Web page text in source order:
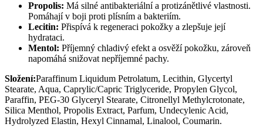
Propolis: Má silné antibakteriální a protizánětlivé vlastnosti.
Pomáhají v boji proti plísním a bakteriím.
Lecitin: Přispívá k regeneraci pokožky a zlepšuje její
hydrataci.
Mentol: Příjemný chladivý efekt a osvěží pokožku, zároveň
napomáhá snižovat nepříjemné pachy.
Složení:Paraffinum Liquidum Petrolatum, Lecithin, Glycertyl
Stearate, Aqua, Caprylic/Capric Triglyceride, Propylen Glycol,
Paraffin, PEG-30 Glyceryl Stearate, Citronellyl Methylcrotonate,
Silica Menthol, Propolis Extract, Parfum, Undecylenic Acid,
Hydrolyzed Elastin, Hexyl Cinnamal, Linalool, Coumarin.